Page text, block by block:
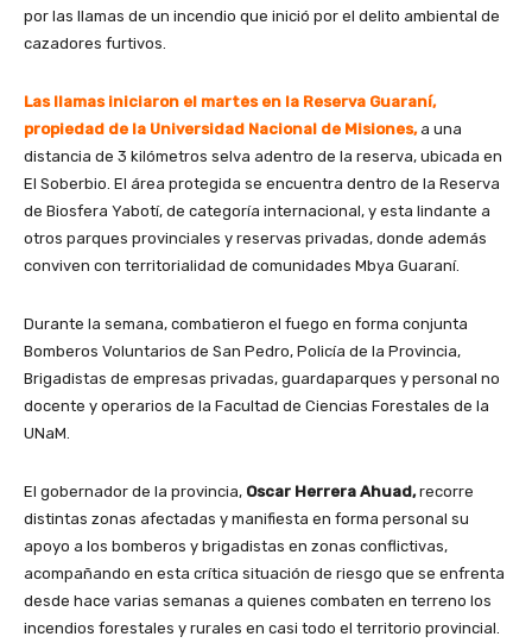
por las llamas de un incendio que inició por el delito ambiental de
cazadores furtivos.
Las llamas iniciaron el martes en la Reserva Guaraní,
propiedad de la Universidad Nacional de Misiones,a una
distancia de 3 kilómetros selva adentro de la reserva, ubicada en
El Soberbio. El área protegida se encuentra dentro de la Reserva
de Biosfera Yabotí, de categoría internacional, y esta lindante a
otros parques provinciales y reservas privadas, donde además
conviven con territorialidad de comunidades Mbya Guaraní.
Durante la semana, combatieron el fuego en forma conjunta
Bomberos Voluntarios de San Pedro, Policía de la Provincia,
Brigadistas de empresas privadas, guardaparques y personal no
docente y operarios de la Facultad de Ciencias Forestales de la
UNaM.
El gobernador de la provincia, Oscar Herrera Ahuad,recorre
distintas zonas afectadas y manifiesta en forma personal su
apoyo a los bomberos y brigadistas en zonas conflictivas,
acompañando en esta crítica situación de riesgo que se enfrenta
desde hace varias semanas a quienes combaten en terreno los
incendios forestales y rurales en casi todo el territorio provincial.